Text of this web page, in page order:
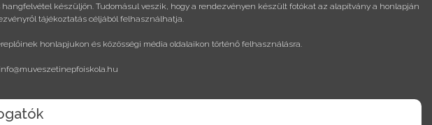
készüljön. Tudomásul veszik, hogy a rendezvényen készült fotókat az alapítvány a honlapján
tájékoztatás céljából felhasználhatja.
honlapjukon és közösségi média oldalaikon történő felhasználásra.
info@muveszetinepfoiskola.hu